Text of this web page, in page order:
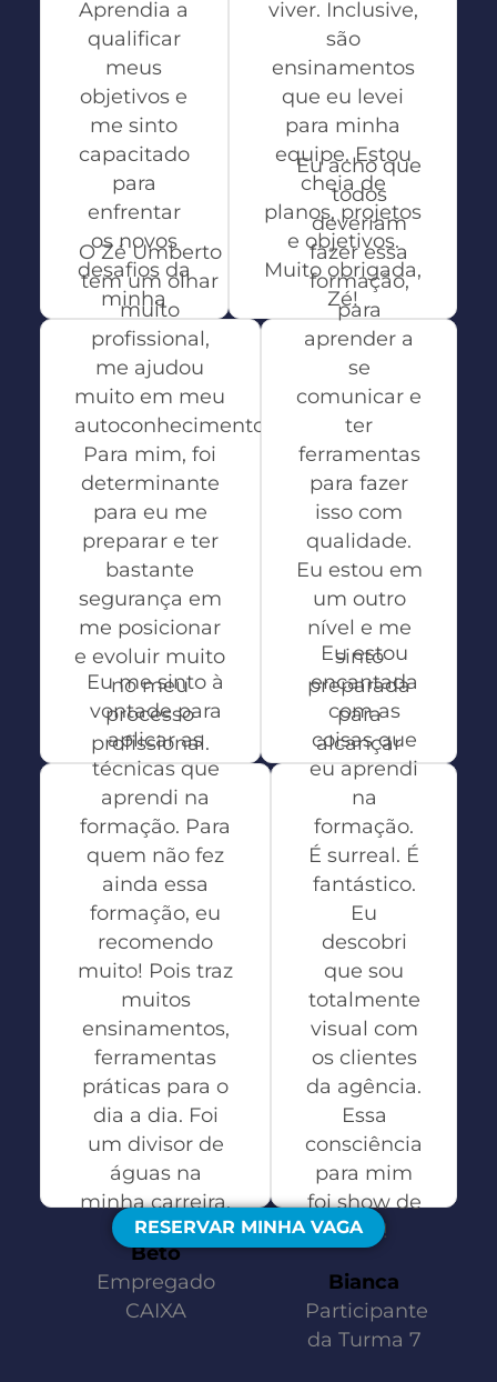
Aprendia a
qualificar
meus
objetivos e
me sinto
capacitado
para
enfrentar
os novos
desafios da
minha
carreira.
Valdinei
Empregado
CAIXA
viver. Inclusive,
são
ensinamentos
que eu levei
para minha
equipe. Estou
cheia de
planos, projetos
e objetivos.
Muito obrigada,
Zé!
Deina
Gerente PJ da
CAIXA
O Zé Umberto
tem um olhar
muito
profissional,
me ajudou
muito em meu
autoconhecimento.
Para mim, foi
determinante
para eu me
preparar e ter
bastante
segurança em
me posicionar
e evoluir muito
no meu
processo
profissional.
Bernardo
Empregado
CAIXA
Eu acho que
todos
deveriam
fazer essa
formação,
para
aprender a
se
comunicar e
ter
ferramentas
para fazer
isso com
qualidade.
Eu estou em
um outro
nível e me
sinto
preparada
para
alcançar
meu
objetivo.
Mônica
Participante
da
Formação
Eu me sinto à
vontade para
aplicar as
técnicas que
aprendi na
formação. Para
quem não fez
ainda essa
formação, eu
recomendo
muito! Pois traz
muitos
ensinamentos,
ferramentas
práticas para o
dia a dia. Foi
um divisor de
águas na
minha carreira.
Beto
Empregado
CAIXA
Eu estou
encantada
com as
coisas que
eu aprendi
na
formação.
É surreal. É
fantástico.
Eu
descobri
que sou
totalmente
visual com
os clientes
da agência.
Essa
consciência
para mim
foi show de
bola!
Bianca
Participante
da Turma 7
RESERVAR MINHA VAGA